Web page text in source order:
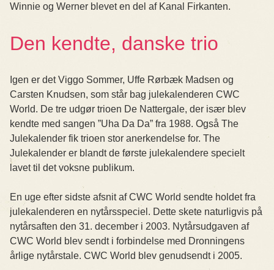
Winnie og Werner blevet en del af Kanal Firkanten.
Den kendte, danske trio
Igen er det Viggo Sommer, Uffe Rørbæk Madsen og
Carsten Knudsen, som står bag julekalenderen CWC
World. De tre udgør trioen De Nattergale, der især blev
kendte med sangen ”Uha Da Da” fra 1988. Også The
Julekalender fik trioen stor anerkendelse for. The
Julekalender er blandt de første julekalendere specielt
lavet til det voksne publikum.
En uge efter sidste afsnit af CWC World sendte holdet fra
julekalenderen en nytårsspeciel. Dette skete naturligvis på
nytårsaften den 31. december i 2003. Nytårsudgaven af
CWC World blev sendt i forbindelse med Dronningens
årlige nytårstale. CWC World blev genudsendt i 2005.